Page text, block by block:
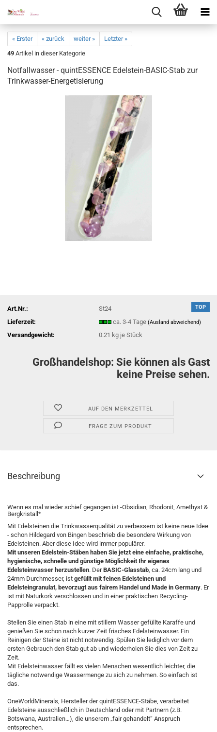
« Erster « zurück weiter »
Letzter »
49 Artikel in dieser Kategorie
Not­fall­was­ser - quintESSENCE Edelstein-​BASIC-Stab zur
Trinkwasser-​Energetisierung
TOP
Art.Nr.:
St24
Lieferzeit:
ca. 3-4 Tage(Ausland abweichend)
Versandgewicht: 0.21 kg je Stück
Großhandelshop: Sie können als Gast
keine Preise sehen.
AUF DEN MERKZETTEL
FRAGE ZUM PRODUKT
Beschreibung
Wenn es mal wieder schief gegangen ist -Obsidian, Rhodonit, Amethyst &
Bergkristall*
Mit Edelsteinen die Trinkwasserqualität zu verbessern ist keine neue Idee
- schon Hildegard von Bingen beschrieb die besondere Wirkung von
Edelsteinen. Aber diese Idee wird immer populärer.
Mit unseren Edelstein-Stäben haben Sie jetzt eine einfache, praktische,
hygienische, schnelle und günstige Möglichkeit Ihr eigenes
Edelsteinwasser herzustellen. DerBASIC-Glasstab, ca. 24cm lang und
24mm Durchmesser, ist gefüllt mit feinen Edelsteinen und
Edelsteingranulat, bevorzugt aus fairem Handel und Made in Germany. Er
ist mit Naturkork verschlossen und in einer praktischen Recycling-
Papprolle verpackt.
Stellen Sie einen Stab in eine mit stillem Wasser gefüllte Karaffe und
genießen Sie schon nach kurzer Zeit frisches Edelsteinwasser. Ein
Reinigen der Steine ist nicht notwendig. Spülen Sie lediglich vor dem
ersten Gebrauch den Stab gut ab und wiederholen Sie dies von Zeit zu
Zeit.
Mit Edelsteinwasser fällt es vielen Menschen wesentlich leichter, die
tägliche notwendige Wassermenge zu sich zu nehmen. So einfach ist
das.
OneWorldMinerals, Hersteller der quintESSENCE-Stäbe, verarbeitet
Edelsteine ausschließlich in Deutschland oder mit Partnern (z.B.
Botswana, Australien…), die unserem „fair gehandelt“ Anspruch
entsprechen.